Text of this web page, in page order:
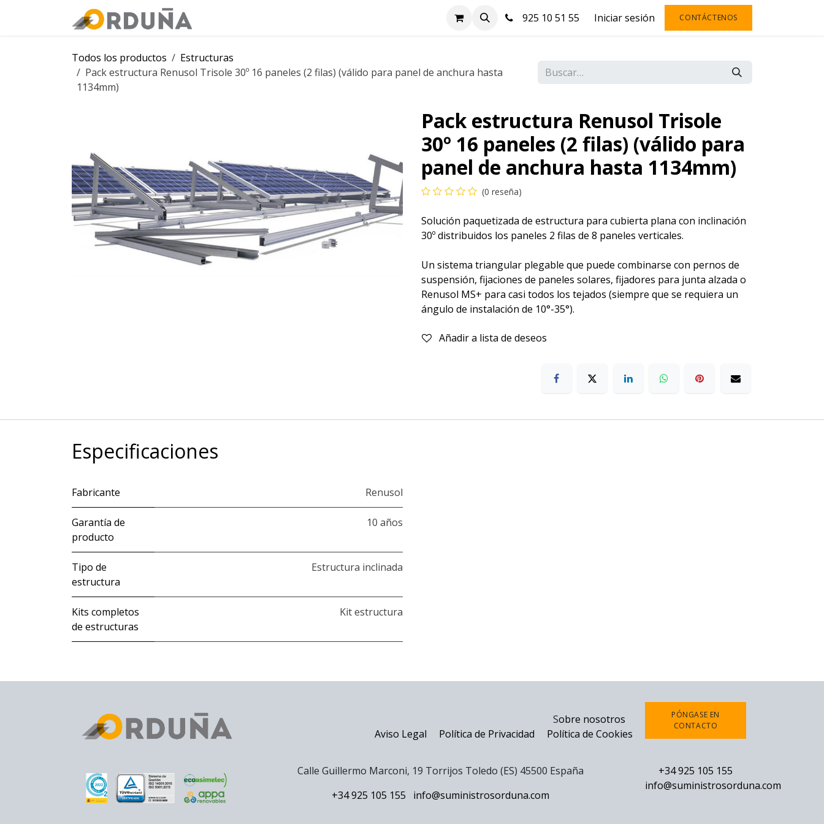
Blog Contacto925 10 51 55 Iniciar sesión CONTÁCTENOS
Todos los productos
Estructuras
Pack estructura Renusol Trisole 30º 16 paneles (2 filas) (válido para panel de anchura hasta
1134mm)
Pack estructura Renusol Trisole
30º 16 paneles (2 filas) (válido para
panel de anchura hasta 1134mm)
(0 reseña)
Solución paquetizada de estructura para cubierta plana con inclinación
30º distribuidos los paneles 2 filas de 8 paneles verticales.
Un sistema triangular plegable que puede combinarse con pernos de
suspensión, fijaciones de paneles solares, fijadores para junta alzada o
Renusol MS+ para casi todos los tejados (siempre que se requiera un
ángulo de instalación de 10°-35°).
Añadir a lista de deseos
Especificaciones
Fabricante Renusol
Garantía de
producto
10 años
Tipo de
estructura
Estructura inclinada
Kits completos
de estructuras
Kit estructura
Sobre nosotros
Aviso Legal
Política de Privacidad Política de Cookies
Calle Guillermo Marconi, 19 Torrijos Toledo (ES) 45500 España
+34 925 105 155
info@suministrosorduna.com
PÓNGASE EN
CONTACTO
+34 925 105 155
info@suministrosorduna.com